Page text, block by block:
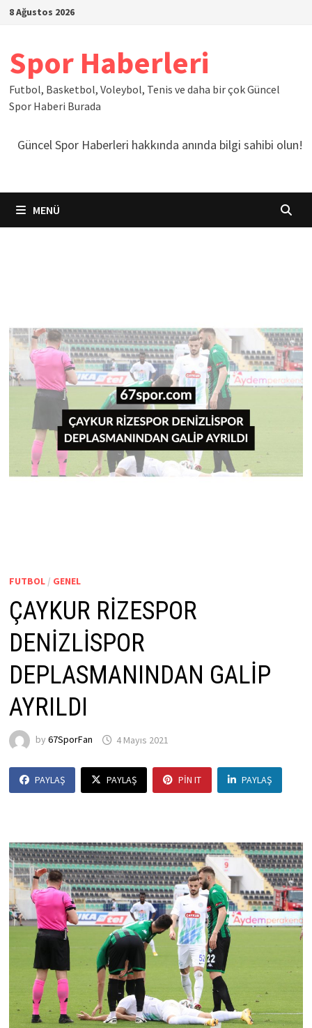
İçeriğe
8 Ağustos 2026
Spor Haberleri
Futbol, Basketbol, Voleybol, Tenis ve daha bir çok Güncel
Spor Haberi Burada
Güncel Spor Haberleri hakkında anında bilgi sahibi olun!
MENÜ
FUTBOL/ GENEL
ÇAYKUR RİZESPOR
DENİZLİSPOR
DEPLASMANINDAN GALİP
AYRILDI
by 67SporFan 4 Mayıs 2021
PAYLAŞ PAYLAŞ PIN IT PAYLAŞ